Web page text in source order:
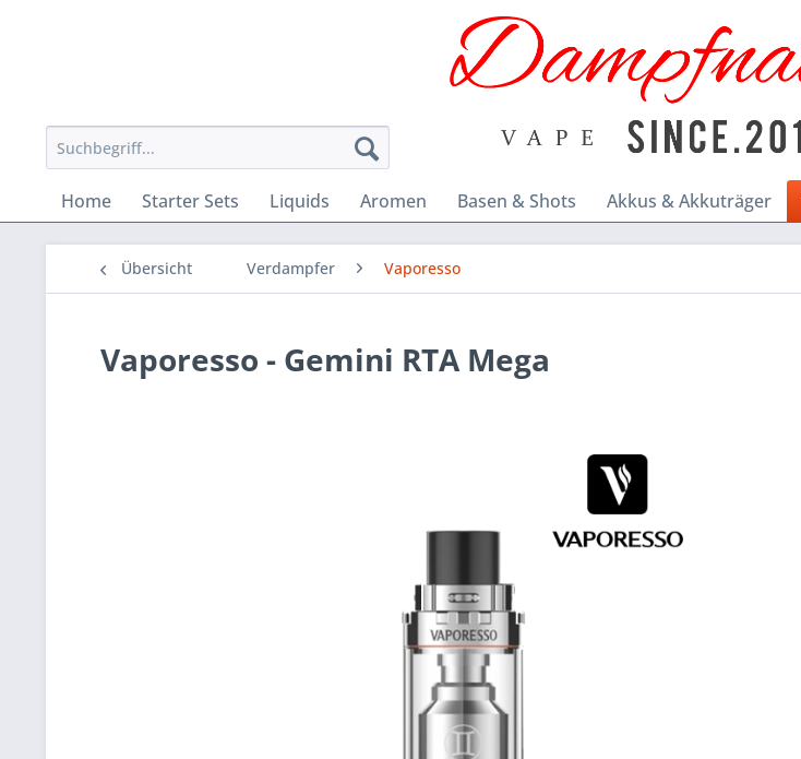
Home Starter Sets Liquids Aromen Basen & Shots Akkus & Akkuträger
Übersicht Verdampfer Vaporesso
Vaporesso - Gemini RTA Mega